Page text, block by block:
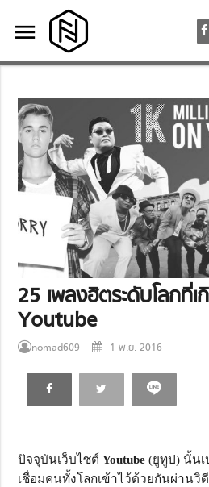
menu
menu
25 เพลงฮิตระดับโลกที่
Youtube
nomad609 1 พ.ย. 2016
ปัจจุบันเว็บไซต์Youtube (ยูทูป) นั้นเ
เชื่อมคนทั้งโลกเข้าไว้ด้วยกันผ่านวิ